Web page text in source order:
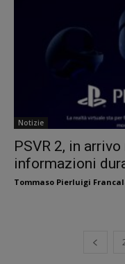
Notizie
PSVR 2, in
informazioni
Tommaso Pierluigi